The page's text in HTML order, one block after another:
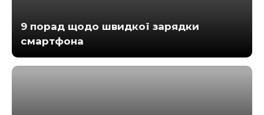
9 порад щодо швидкої зарядки
смартфона